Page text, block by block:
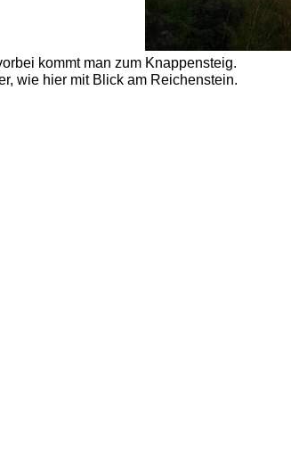
kommt man zum Knappensteig.
wie hier mit Blick am Reichenstein.